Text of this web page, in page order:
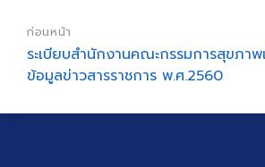
ก่อนหน้า
ระเบียบสำนักงานคณะกรรมการสุขภา
ข้อมูลข่าวสารราชการ พ.ศ.2560